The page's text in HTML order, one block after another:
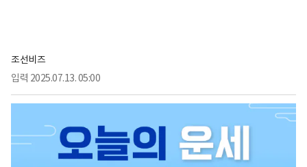
조선비즈
입력 2025.07.13. 05:00